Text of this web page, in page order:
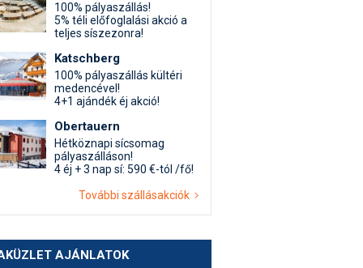
100% pályaszállás!
5% téli előfoglalási akció a
teljes síszezonra!
Katschberg
100% pályaszállás kültéri
medencével!
4+1 ajándék éj akció!
Obertauern
Hétköznapi sícsomag
pályaszálláson!
4 éj + 3 nap sí: 590 €-tól /fő!
További szállásakciók
AJÁNLATOK